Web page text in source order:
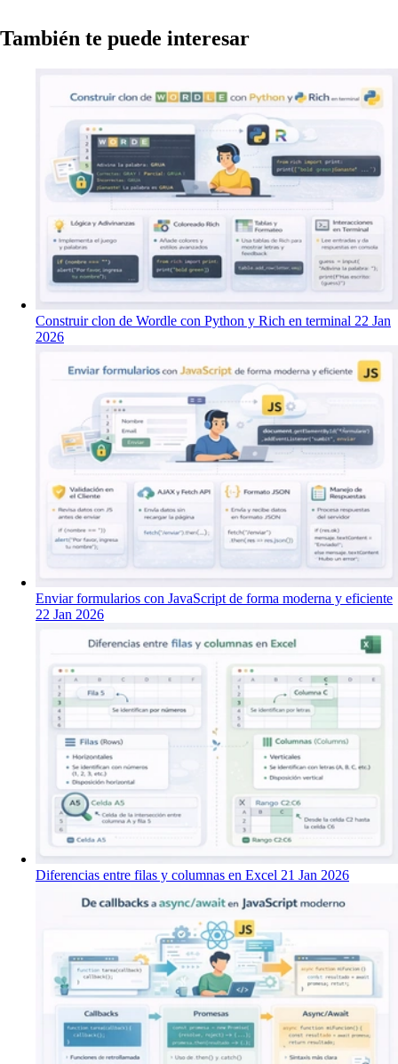
También te puede interesar
Construir clon de Wordle con Python y Rich en terminal 22 Jan
2026
Enviar formularios con JavaScript de forma moderna y eficiente
22 Jan 2026
Diferencias entre filas y columnas en Excel 21 Jan 2026